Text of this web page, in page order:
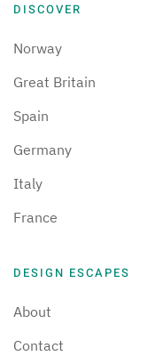
DISCOVER
Norway
Great Britain
Spain
Germany
Italy
France
DESIGN ESCAPES
About
Contact